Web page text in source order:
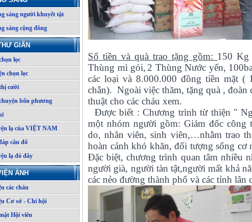
sáng người khuyết tật
sáng cộng đồng
GIÃN
lọc
chọn lọc
cười
bốn phương
lạ của VIỆT NAM
câu đố
lạ đó đây
ẢNH
các cháu
Cơ sở - Chi hội
Hội viên
Số tiền và quà trao tặng gồm: 150 Kg
Thùng mì gói, 2 Thùng Nước yến,
các loại và8.000.000 đồng tiền mặt
chẵn). Ngoài việc thăm, tặng quà ,
thuật cho các cháu xem.
Được biết :Chương trình từ thiện "
một nhóm người gồm: Giám đốc
do, nhân viên, sinh viên,…nhằm trao
hoàn cảnh khó khăn, đối tượng sống
Đặc biệt, chương trình quan tâm nhiều
người già, người tàn tật,người mất khả
các nẻo đường thành phố và các tỉnh lân